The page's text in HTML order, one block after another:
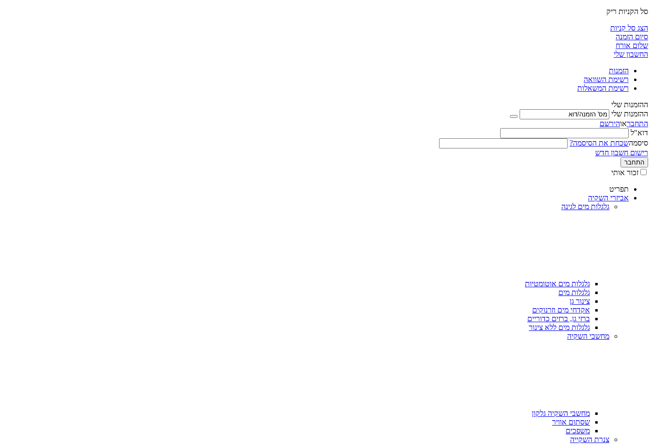
סל הקניות ריק
הצג סל קניות
סיום הזמנה
שלום אורח
החשבון שלי
הזמנות
רשימת השוואה
רשימת המשאלות
ההזמנות שלי
ההזמנות שלי
התחבראוהירשם
דוא"ל
סיסמהשכחת את הסיסמה?
רישום חשבון חדש
התחבר
זכור אותי
תפריט
אביזרי השקיה
גלגלות מים לגינה
גלגלות מים אוטומטיות
גלגלות מים
צינור גן
אקדחי מים וזרנוקים
ברזי גן, ברזים כדוריים
גלגלות מים ללא צינור
מחשבי השקיה
מחשבי השקיה גלקון
שסתום אוויר
משפכים
צנרת השקייה